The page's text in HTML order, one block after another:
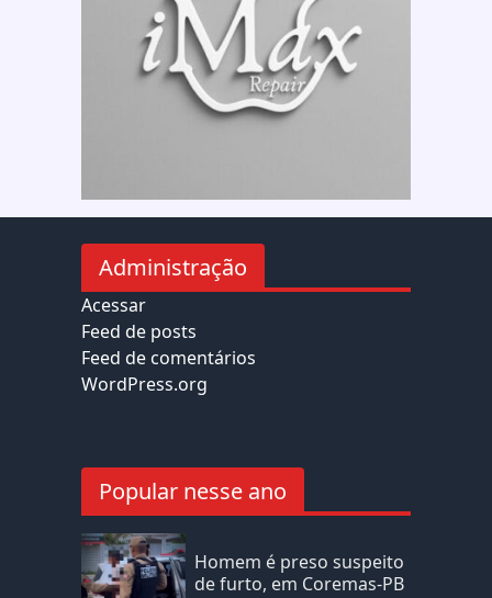
Administração
Acessar
Feed de posts
Feed de comentários
WordPress.org
Popular nesse ano
Homem é preso suspeito
de furto, em Coremas-PB